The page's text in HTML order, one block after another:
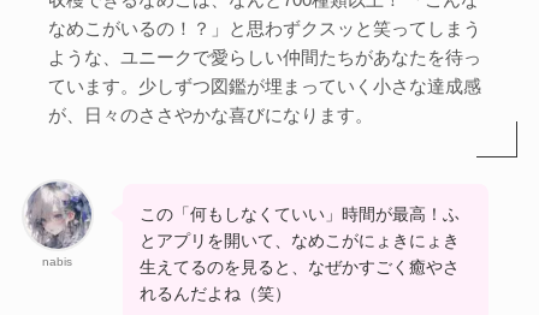
なめこがいるの！？」と思わずクスッと笑ってしまう
ような、ユニークで愛らしい仲間たちがあなたを待っ
ています。少しずつ図鑑が埋まっていく小さな達成感
が、日々のささやかな喜びになります。
nabis
この「何もしなくていい」時間が最高！ふ
とアプリを開いて、なめこがにょきにょき
生えてるのを見ると、なぜかすごく癒やさ
れるんだよね（笑）